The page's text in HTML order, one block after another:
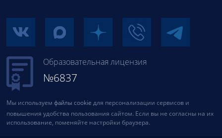
Образовательная лицензия
№6837
Мы используем файлы cookie для персонализации сервисов и
повышения удобства пользования сайтом. Если вы не согласны на их
использование, поменяйте настройки браузера.